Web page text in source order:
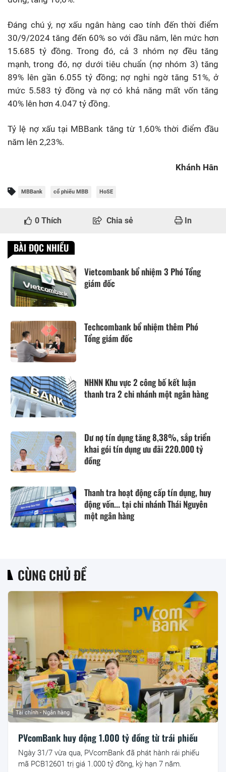
Đáng chú ý, nợ xấu ngân hàng cao tính đến thời điểm
30/9/2024 tăng đến 60% so với đầu năm, lên mức hơn
15.685 tỷ đồng. Trong đó, cả 3 nhóm nợ đều tăng
mạnh, trong đó, nợ dưới tiêu chuẩn (nợ nhóm 3) tăng
89% lên gần 6.055 tỷ đồng; nợ nghi ngờ tăng 51%, ở
mức 5.583 tỷ đồng và nợ có khả năng mất vốn tăng
40% lên hơn 4.047 tỷ đồng.
Tỷ lệ nợ xấu tại MBBank tăng từ 1,60% thời điểm đầu
năm lên 2,23%.
Khánh Hân
MBBank cổ phiếu MBB HoSE
0 Thích Chia sẻ In
BÀI ĐỌC NHIỀU
Vietcombank bổ nhiệm 3 Phó Tổng
giám đốc
Techcombank bổ nhiệm thêm Phó
Tổng giám đốc
NHNN Khu vực 2 công bố kết luận
thanh tra 2 chi nhánh một ngân hàng
Dư nợ tín dụng tăng 8,38%, sắp triển
khai gói tín dụng ưu đãi 220.000 tỷ
đồng
Thanh tra hoạt động cấp tín dụng, huy
động vốn... tại chi nhánh Thái Nguyên
một ngân hàng
CÙNG CHỦ ĐỀ
PVcomBank huy động 1.000 tỷ đồng từ trái phiếu
Tài chính - Ngân hàng
Ngày 31/7 vừa qua, PVcomBank đã phát hành rái phiếu
mã PCB12601 trị giá 1.000 tỷ đồng, kỳ hạn 7 năm.